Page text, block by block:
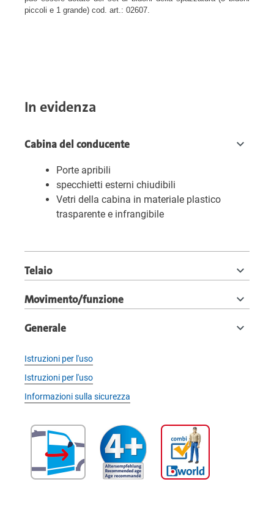
piccoli e 1 grande) cod. art.: 02607.
In evidenza
Cabina del conducente
Porte apribili
specchietti esterni chiudibili
Vetri della cabina in materiale plastico
trasparente e infrangibile
Telaio
Movimento/funzione
Generale
Istruzioni per l'uso
Istruzioni per l'uso
Informazioni sulla sicurezza